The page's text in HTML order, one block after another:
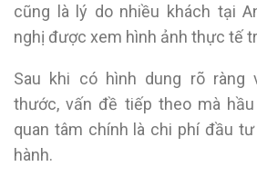
cũng là lý do nhiều khách tại
nghị được xem hình ảnh thực tế
Sau khi có hình dung rõ ràng
thước, vấn đề tiếp theo mà
quan tâm chính là chi phí đầu
hành.